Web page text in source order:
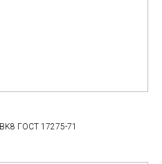
ГОСТ 17275-71